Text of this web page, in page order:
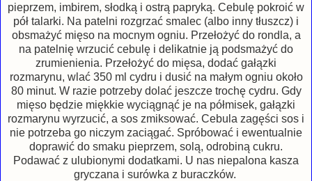
pieprzem, imbirem, słodką i ostrą papryką. Cebulę pokroić w
pół talarki. Na patelni rozgrzać smalec (albo inny tłuszcz) i
obsmażyć mięso na mocnym ogniu. Przełożyć do rondla, a
na patelnię wrzucić cebulę i delikatnie ją podsmażyć do
zrumienienia. Przełożyć do mięsa, dodać gałązki
rozmarynu, wlać 350 ml cydru i dusić na małym ogniu około
80 minut. W razie potrzeby dolać jeszcze trochę cydru. Gdy
mięso będzie miękkie wyciągnąć je na półmisek, gałązki
rozmarynu wyrzucić, a sos zmiksować. Cebula zagęści sos i
nie potrzeba go niczym zaciągać. Spróbować i ewentualnie
doprawić do smaku pieprzem, solą, odrobiną cukru.
Podawać z ulubionymi dodatkami. U nas niepalona kasza
gryczana i surówka z buraczków.